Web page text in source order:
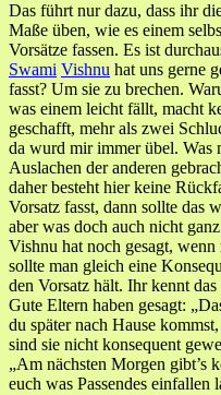
Das führt nur dazu, dass ihr
Maße üben, wie es einem
Vorsätze fassen. Es ist
Swami Vishnu hat uns gerne
fasst? Um sie zu brechen.
was einem leicht fällt, macht
geschafft, mehr als zwei
da wurd mir immer übel. Was
Auslachen der anderen
daher besteht hier keine
Vorsatz fasst, dann sollte das
aber was doch auch nicht
Vishnu hat noch gesagt, wenn
sollte man gleich eine
den Vorsatz hält. Ihr kennt
Gute Eltern haben gesagt:
du später nach Hause
sind sie nicht konsequent
„Am nächsten Morgen gibt’s
euch was Passendes einfallen